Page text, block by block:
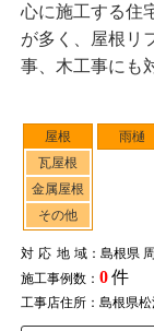
屋根
瓦屋根
金属屋根
その他
雨樋
対応地域：島根県
施工事例数： 0件
工事店住所：島根県
心に施工する住
が多く、屋根リ
事、木工事にも